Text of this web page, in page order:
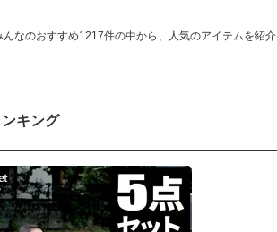
なのおすすめ1217件の中から、人気のアイテムを紹
キング